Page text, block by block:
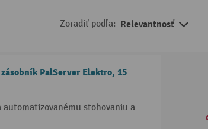
Zoradiť podľa: Relevantnosť
PalServer Elektro, 15
automatizovanému stohovaniu a